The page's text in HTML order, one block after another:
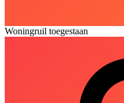
Woningruil toegestaan